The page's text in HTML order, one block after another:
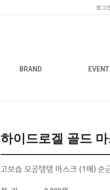
로그
BRAND EVENT
하이드로겔 골드
고보습 모공탱탱 마스크 (1매) 순